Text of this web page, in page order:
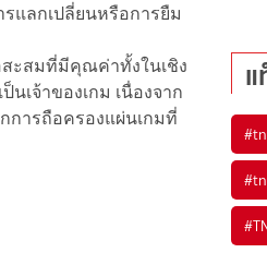
แลกเปลี่ยนหรือการยืม
สะสมที่มีคุณค่าทั้งในเชิง
เจ้าของเกม เนื่องจาก
การถือครองแผ่นเกมที่
#
#
#